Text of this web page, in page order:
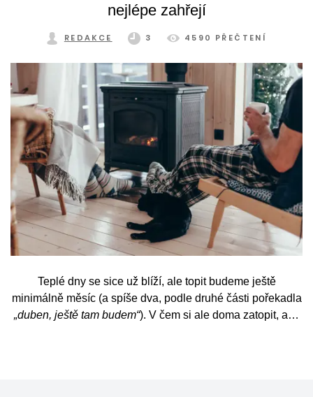
nejlépe zahřejí
REDAKCE 3 4590 PŘEČTENÍ
Teplé dny se sice už blíží, ale topit budeme ještě
minimálně měsíc (a spíše dva, podle druhé části pořekadla
„duben, ještě tam budem“). V čem si ale doma zatopit, aby